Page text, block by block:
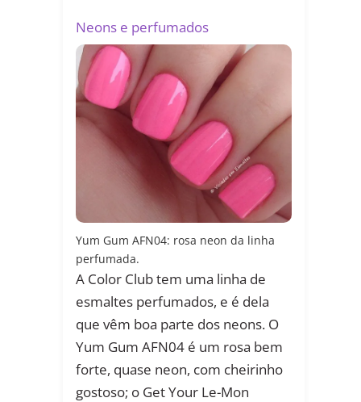
Neons e perfumados
Yum Gum AFN04: rosa neon da linha
perfumada.
A Color Club tem uma linha de
esmaltes perfumados, e é dela
que vêm boa parte dos neons. O
Yum Gum AFN04 é um rosa bem
forte, quase neon, com cheirinho
gostoso; o Get Your Le-Mon